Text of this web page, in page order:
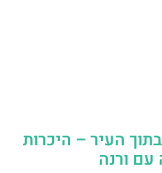
העיר – היכרות
עם ורנה